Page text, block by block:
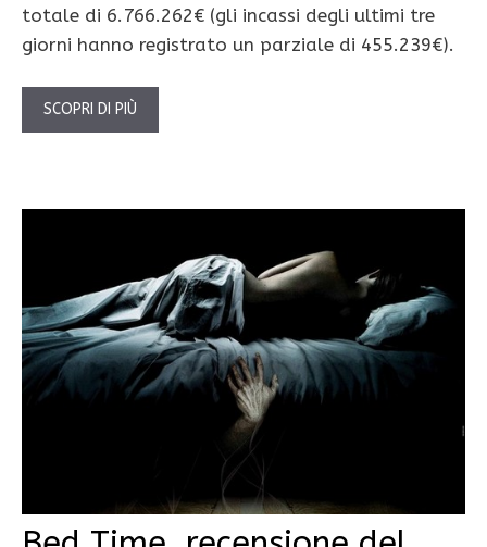
totale di 6.766.262€ (gli incassi degli ultimi tre
giorni hanno registrato un parziale di 455.239€).
SCOPRI DI PIÙ